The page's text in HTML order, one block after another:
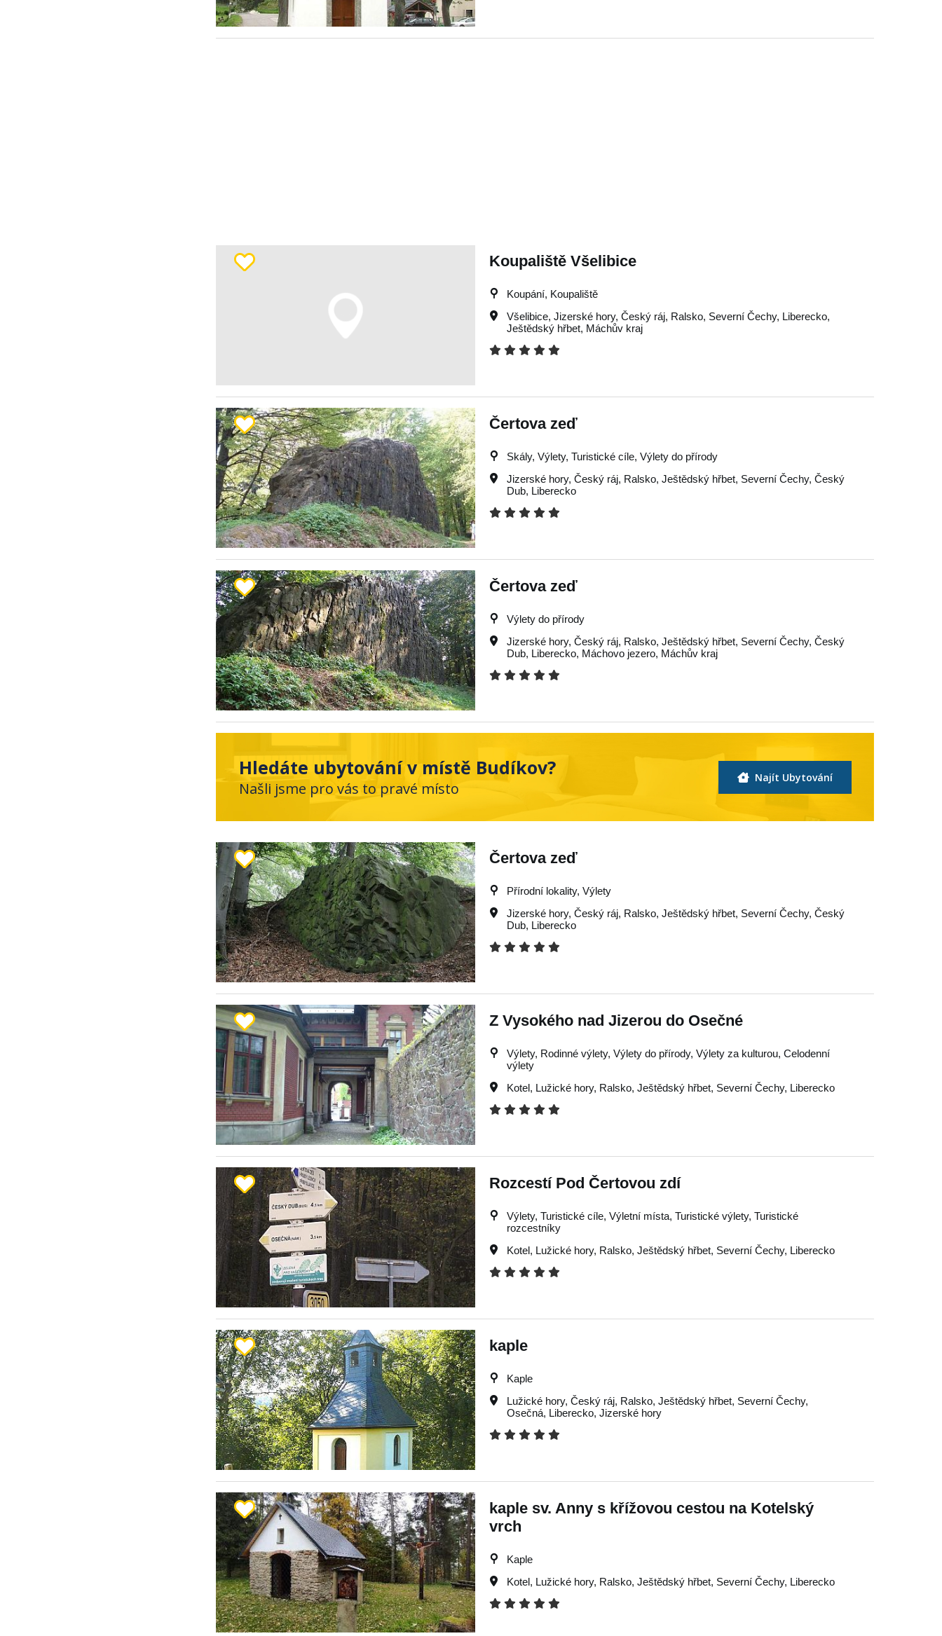
Koupaliště Všelibice
Koupání, Koupaliště
Všelibice, Jizerské hory, Český ráj, Ralsko, Severní Čechy, Liberecko,
Ještědský hřbet, Máchův kraj
Čertova zeď
Skály, Výlety, Turistické cíle, Výlety do přírody
Jizerské hory, Český ráj, Ralsko, Ještědský hřbet, Severní Čechy, Český
Dub, Liberecko
Čertova zeď
Výlety do přírody
Jizerské hory, Český ráj, Ralsko, Ještědský hřbet, Severní Čechy, Český
Dub, Liberecko, Máchovo jezero, Máchův kraj
Hledáte ubytování v místě Budíkov?
Našli jsme pro vás to pravé místo
Najít Ubytování
Čertova zeď
Přírodní lokality, Výlety
Jizerské hory, Český ráj, Ralsko, Ještědský hřbet, Severní Čechy, Český
Dub, Liberecko
Z Vysokého nad Jizerou do Osečné
Výlety, Rodinné výlety, Výlety do přírody, Výlety za kulturou, Celodenní
výlety
Kotel, Lužické hory, Ralsko, Ještědský hřbet, Severní Čechy, Liberecko
Rozcestí Pod Čertovou zdí
Výlety, Turistické cíle, Výletní místa, Turistické výlety, Turistické
rozcestníky
Kotel, Lužické hory, Ralsko, Ještědský hřbet, Severní Čechy, Liberecko
kaple
Kaple
Lužické hory, Český ráj, Ralsko, Ještědský hřbet, Severní Čechy,
Osečná, Liberecko, Jizerské hory
kaple sv. Anny s křížovou cestou na Kotelský
vrch
Kaple
Kotel, Lužické hory, Ralsko, Ještědský hřbet, Severní Čechy, Liberecko